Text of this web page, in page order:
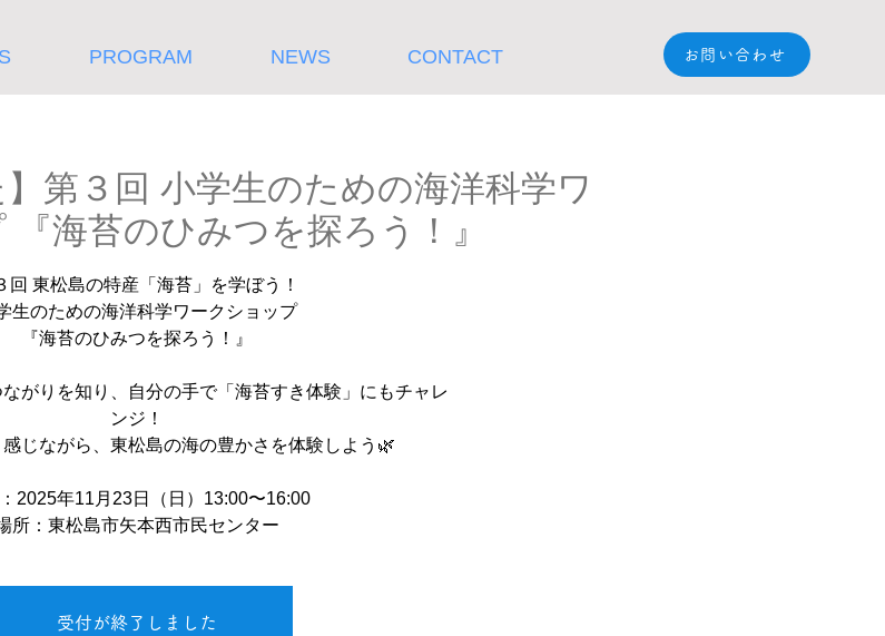
PROGRAM NEWS CONTACT お問い合わせ
】第３回 小学生のための海洋科学ワ
海苔のひみつを探ろう！』
回 東松島の特産「海苔」を学ぼう！
生のための海洋科学ワークショップ
『海苔のひみつを探ろう！』
がりを知り、自分の手で「海苔すき体験」にもチャレ
ンジ！
じながら、東松島の海の豊かさを体験しよう🌿
2025年11月23日（日）13:00〜16:00
所：東松島市矢本西市民センター
受付が終了しました